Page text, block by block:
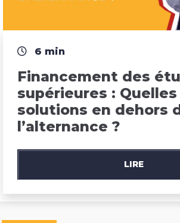
6 min
Financement des
supérieures : Quelles
solutions en dehors
l’alternance ?
LIRE